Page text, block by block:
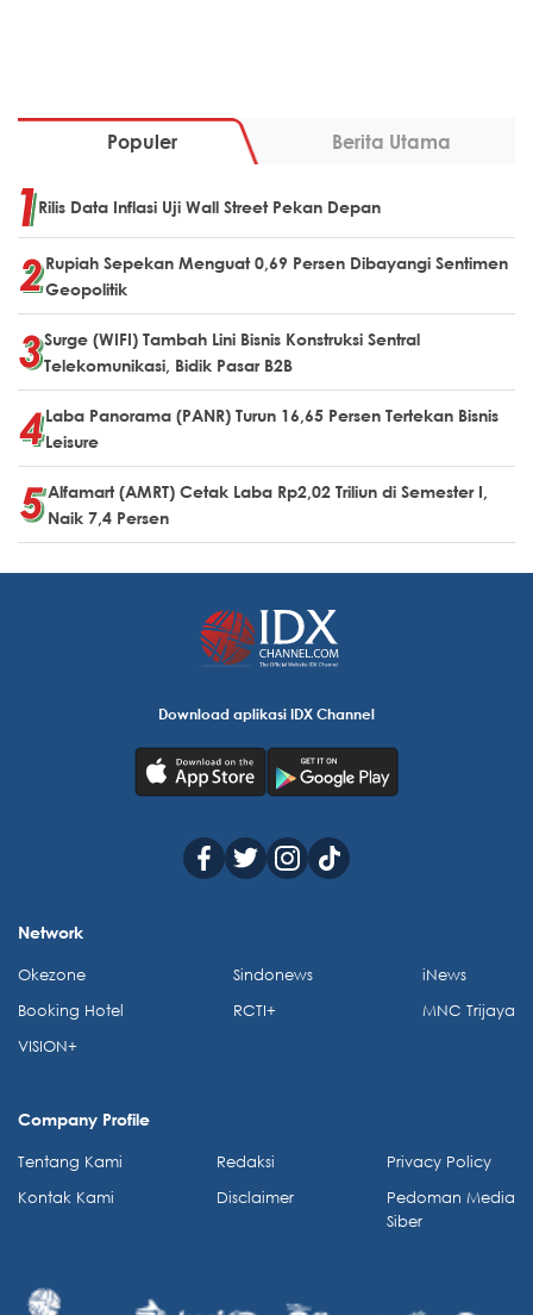
Populer Berita Utama
Rilis Data Inflasi Uji Wall Street Pekan Depan
Rupiah Sepekan Menguat 0,69 Persen Dibayangi Sentimen
Geopolitik
Surge (WIFI) Tambah Lini Bisnis Konstruksi Sentral
Telekomunikasi, Bidik Pasar B2B
Laba Panorama (PANR) Turun 16,65 Persen Tertekan Bisnis
Leisure
Alfamart (AMRT) Cetak Laba Rp2,02 Triliun di Semester I,
Naik 7,4 Persen
Download aplikasi IDX Channel
Network
Okezone
Booking Hotel
VISION+
Sindonews
RCTI+
iNews
MNC Trijaya
Company Profile
Tentang Kami
Kontak Kami
Redaksi
Disclaimer
Privacy Policy
Pedoman Media
Siber